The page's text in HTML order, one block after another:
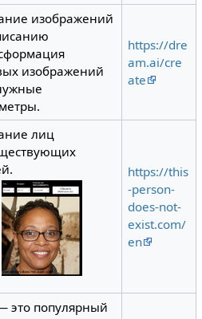
изображений
изображений
https://dre
am.ai/cre
ate
лиц
https://this
-person-
does-not-
exist.com/
en
это популярный